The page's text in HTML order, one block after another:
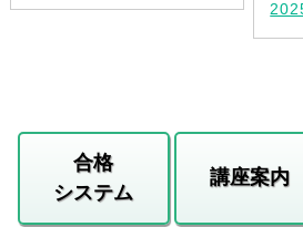
合格
システム
講座案内